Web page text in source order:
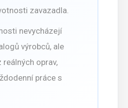
zavazadla.
nevycházejí
výrobců, ale
reálných oprav,
práce s